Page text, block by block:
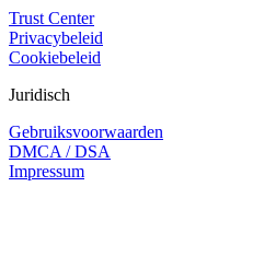
Trust Center
Privacybeleid
Cookiebeleid
Juridisch
Gebruiksvoorwaarden
DMCA / DSA
Impressum